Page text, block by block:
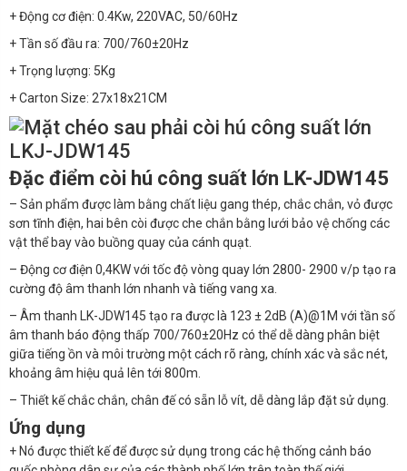
+ Động cơ điện: 0.4Kw, 220VAC, 50/60Hz
+ Tần số đầu ra: 700/760±20Hz
+ Trọng lượng: 5Kg
+ Carton Size: 27x18x21CM
Đặc điểm còi hú công suất lớn LK-JDW145
– Sản phẩm được làm bằng chất liệu gang thép, chắc chắn, vỏ được
sơn tĩnh điện, hai bên còi được che chắn bằng lưới bảo vệ chống các
vật thể bay vào buồng quay của cánh quạt.
– Động cơ điện 0,4KW với tốc độ vòng quay lớn 2800- 2900 v/p tạo ra
cường độ âm thanh lớn nhanh và tiếng vang xa.
– Âm thanh LK-JDW145 tạo ra được là 123 ± 2dB (A)@1M với tần số
âm thanh báo động thấp 700/760±20Hz có thể dễ dàng phân biệt
giữa tiếng ồn và môi trường một cách rõ ràng, chính xác và sắc nét,
khoảng âm hiệu quả lên tới 800m.
– Thiết kế chắc chắn, chân đế có sẵn lỗ vít, dễ dàng lắp đặt sử dụng.
Ứng dụng
+ Nó được thiết kế để được sử dụng trong các hệ thống cảnh báo